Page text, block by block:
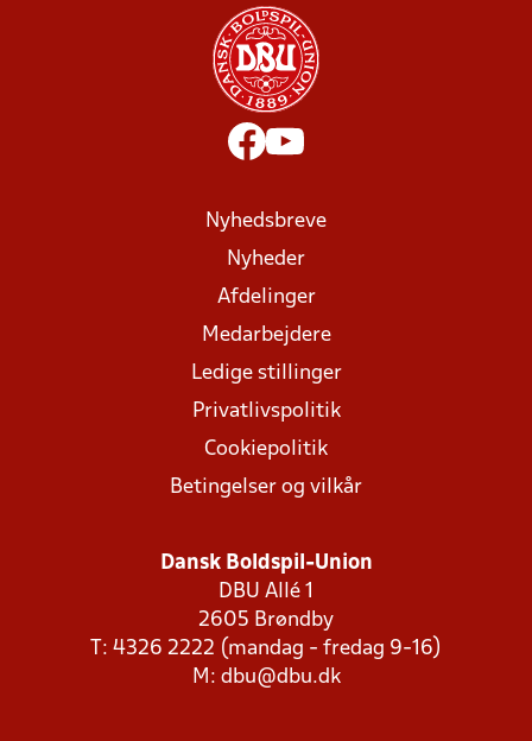
Nyhedsbreve
Nyheder
Afdelinger
Medarbejdere
Ledige stillinger
Privatlivspolitik
Cookiepolitik
Betingelser og vilkår
Dansk Boldspil-Union
DBU Allé 1
2605 Brøndby
T: 4326 2222 (mandag - fredag 9-16)
M: dbu@dbu.dk